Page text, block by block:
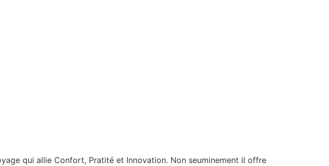
qui allie Confort, Pratité et Innovation. Non seuminement il offre